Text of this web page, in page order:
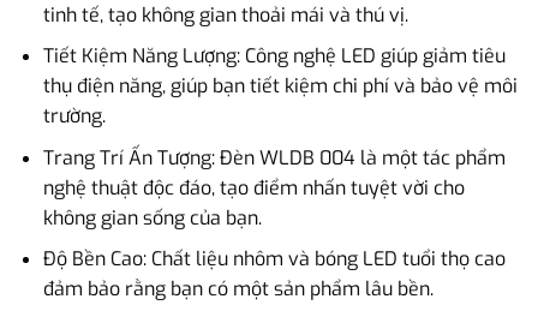
tinh tế, tạo không gian thoải mái và thú vị.
Tiết Kiệm Năng Lượng: Công nghệ LED giúp giảm tiêu
thụ điện năng, giúp bạn tiết kiệm chi phí và bảo vệ môi
trường.
Trang Trí Ấn Tượng: Đèn WLDB 004 là một tác phẩm
nghệ thuật độc đáo, tạo điểm nhấn tuyệt vời cho
không gian sống của bạn.
Độ Bền Cao: Chất liệu nhôm và bóng LED tuổi thọ cao
đảm bảo rằng bạn có một sản phẩm lâu bền.